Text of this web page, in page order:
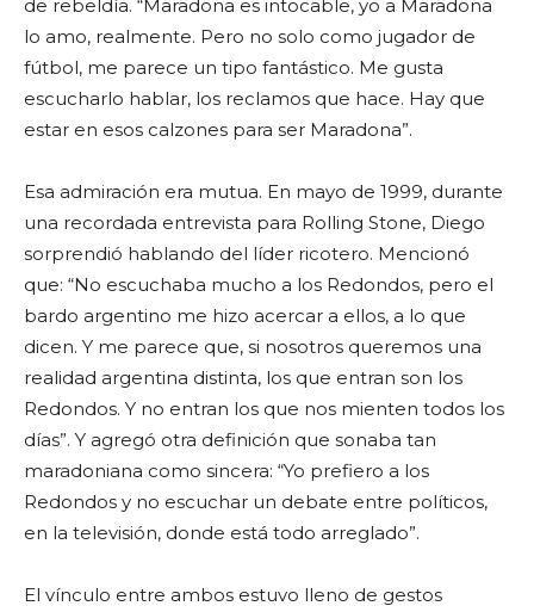
de rebeldía. “Maradona es intocable, yo a Maradona
lo amo, realmente. Pero no solo como jugador de
fútbol, me parece un tipo fantástico. Me gusta
escucharlo hablar, los reclamos que hace. Hay que
estar en esos calzones para ser Maradona”.
Esa admiración era mutua. En mayo de 1999, durante
una recordada entrevista para Rolling Stone, Diego
sorprendió hablando del líder ricotero. Mencionó
que: “No escuchaba mucho a los Redondos, pero el
bardo argentino me hizo acercar a ellos, a lo que
dicen. Y me parece que, si nosotros queremos una
realidad argentina distinta, los que entran son los
Redondos. Y no entran los que nos mienten todos los
días”. Y agregó otra definición que sonaba tan
maradoniana como sincera: “Yo prefiero a los
Redondos y no escuchar un debate entre políticos,
en la televisión, donde está todo arreglado”.
El vínculo entre ambos estuvo lleno de gestos